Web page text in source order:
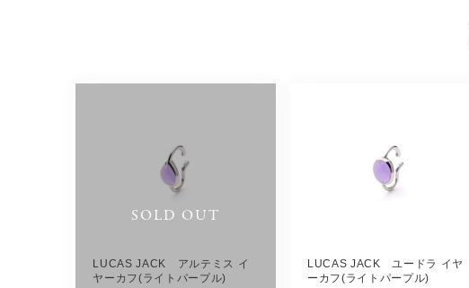
SOLD OUT
LUCAS JACK アルテミス イ
ヤーカフ(ライトパープル)
LUCAS JACK ユードラ イヤ
ーカフ(ライトパープル)